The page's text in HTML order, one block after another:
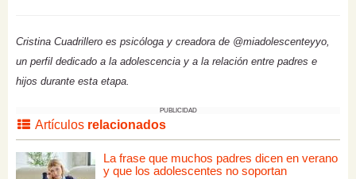
Cristina Cuadrillero es psicóloga y creadora de @miadolescenteyyo,
un perfil dedicado a la adolescencia y a la relación entre padres e
hijos durante esta etapa.
PUBLICIDAD
Artículos relacionados
La frase que muchos padres dicen en verano
y que los adolescentes no soportan